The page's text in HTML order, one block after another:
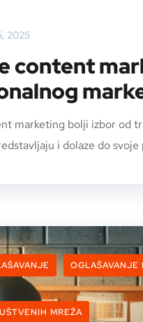
2025
content
marketing bolji izbor od
i dolaze do
OGLAŠAVANJE
MREŽA